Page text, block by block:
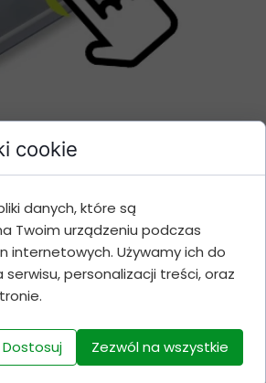
cookie
danych, które są
Twoim urządzeniu podczas
internetowych. Używamy ich do
serwisu, personalizacji treści, oraz
Dostosuj Zezwól na wszystkie